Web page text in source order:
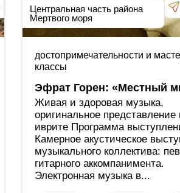
Центральная часть района
Мертвого моря
достопримечательности и
классы
Эфрат Горен: «Местный
Живая и здоровая музыка,
оригинальное представление
иврите Программа
Камерное акустическое
музыкального коллектива:
гитарного аккомпанимента.
Электронная музыка в...